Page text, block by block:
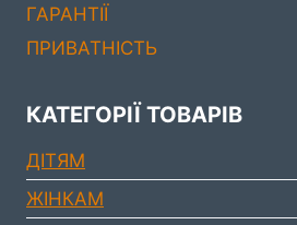
ГАРАНТІЇ
ПРИВАТНІСТЬ
КАТЕГОРІЇ ТОВАРІВ
ДIТЯМ
ЖIНКАМ